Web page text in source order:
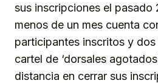
sus inscripciones el pasado
menos de un mes cuenta
participantes inscritos y
cartel de ‘dorsales
distancia en cerrar sus